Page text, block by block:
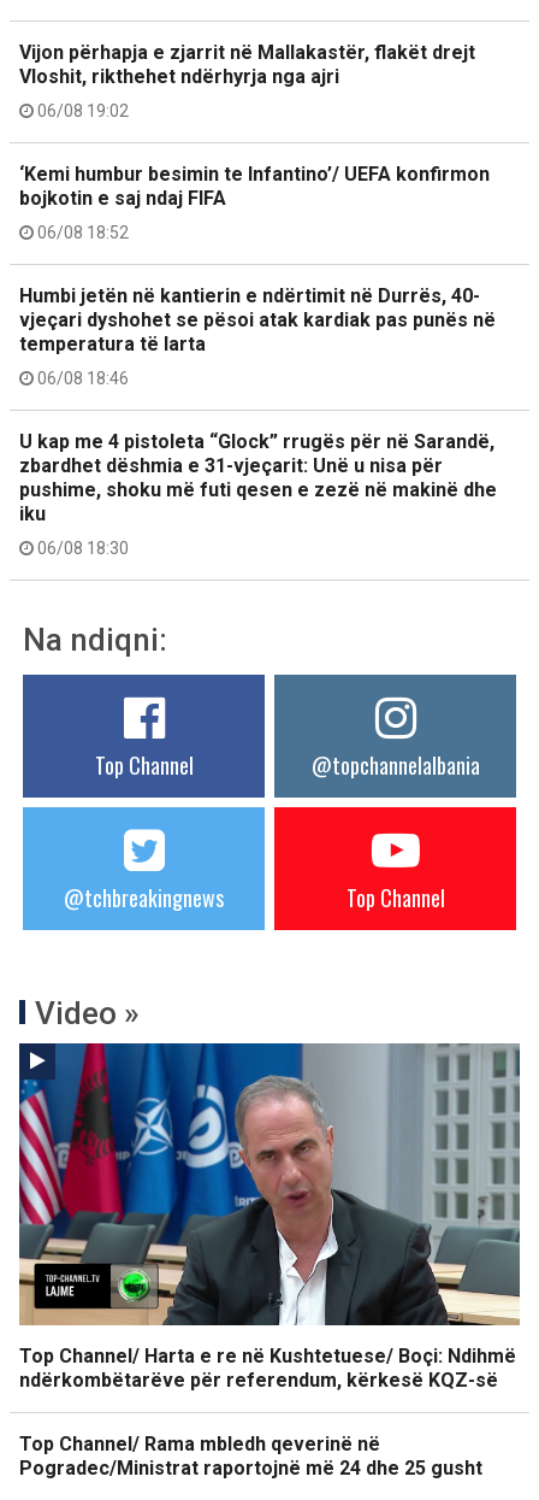
Vijon përhapja e zjarrit në Mallakastër, flakët drejt
Vloshit, rikthehet ndërhyrja nga ajri
06/08 19:02
‘Kemi humbur besimin te Infantino’/ UEFA konfirmon
bojkotin e saj ndaj FIFA
06/08 18:52
Humbi jetën në kantierin e ndërtimit në Durrës, 40-
vjeçari dyshohet se pësoi atak kardiak pas punës në
temperatura të larta
06/08 18:46
U kap me 4 pistoleta “Glock” rrugës për në Sarandë,
zbardhet dëshmia e 31-vjeçarit: Unë u nisa për
pushime, shoku më futi qesen e zezë në makinë dhe
iku
06/08 18:30
Na ndiqni:
Top Channel @topchannelalbania
@tchbreakingnews Top Channel
Video »
Top Channel/ Harta e re në Kushtetuese/ Boçi: Ndihmë
ndërkombëtarëve për referendum, kërkesë KQZ-së
Top Channel/ Rama mbledh qeverinë në
Pogradec/Ministrat raportojnë më 24 dhe 25 gusht